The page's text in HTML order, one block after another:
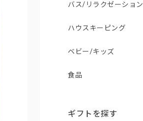
バス/リラクゼーション
ハウスキーピング
ベビー/キッズ
食品
ギフトを探す